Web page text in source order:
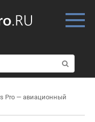
Pro — авиационный